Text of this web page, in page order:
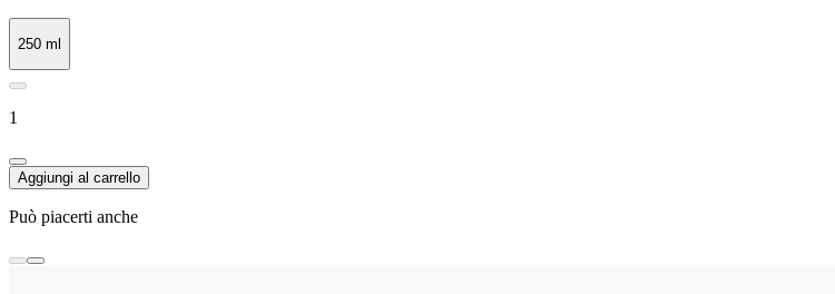
250 ml
1
Aggiungi al carrello
Può piacerti anche